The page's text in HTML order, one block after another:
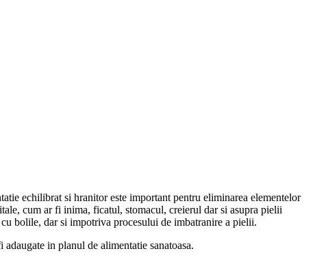
echilibrat si hranitor este important pentru eliminarea elementelor
cum ar fi inima, ficatul, stomacul, creierul dar si asupra pielii
bolile, dar si impotriva procesului de imbatranire a pielii.
in planul de alimentatie sanatoasa.